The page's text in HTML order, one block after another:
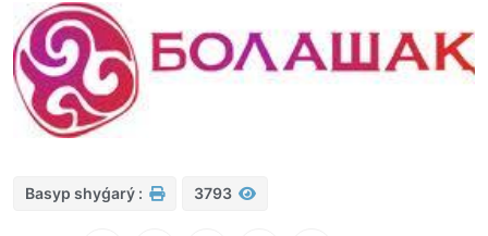
Basyp shyǵarý : 3793